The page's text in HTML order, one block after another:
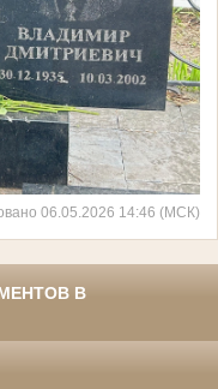
06.05.2026 14:46 (МСК)
В